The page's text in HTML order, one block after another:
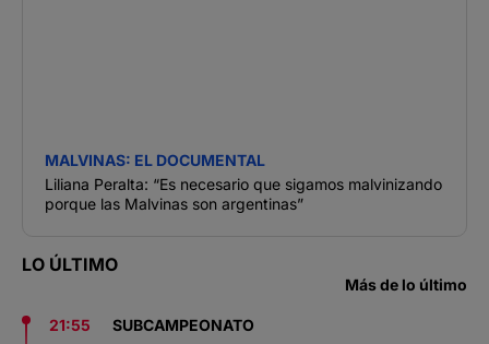
MALVINAS: EL DOCUMENTAL
Liliana Peralta: “Es necesario que sigamos malvinizando
porque las Malvinas son argentinas”
LO ÚLTIMO
Más de lo último
21:55
SUBCAMPEONATO